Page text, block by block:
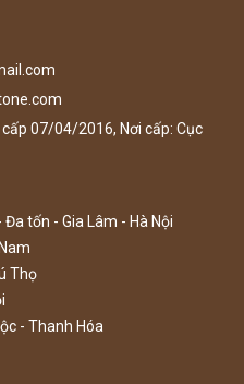
07/04/2016, Nơi cấp: Cục
tốn - Gia Lâm - Hà Nội
Thọ
- Thanh Hóa